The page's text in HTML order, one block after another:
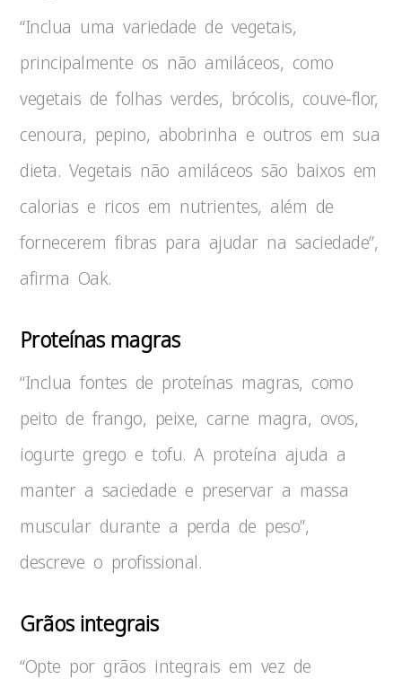
“Inclua uma variedade de vegetais,
principalmente os não amiláceos, como
vegetais de folhas verdes, brócolis, couve-flor,
cenoura, pepino, abobrinha e outros em sua
dieta. Vegetais não amiláceos são baixos em
calorias e ricos em nutrientes, além de
fornecerem fibras para ajudar na saciedade”,
afirma Oak.
Proteínas magras
“Inclua fontes de proteínas magras, como
peito de frango, peixe, carne magra, ovos,
iogurte grego e tofu. A proteína ajuda a
manter a saciedade e preservar a massa
muscular durante a perda de peso”,
descreve o profissional.
Grãos integrais
“Opte por grãos integrais em vez de